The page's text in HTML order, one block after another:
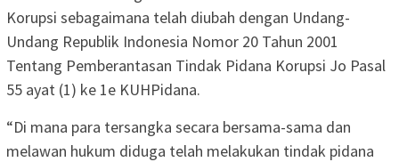
Korupsi sebagaimana telah diubah dengan Undang-
Undang Republik Indonesia Nomor 20 Tahun 2001
Tentang Pemberantasan Tindak Pidana Korupsi Jo Pasal
55 ayat (1) ke 1e KUHPidana.
“Di mana para tersangka secara bersama-sama dan
melawan hukum diduga telah melakukan tindak pidana